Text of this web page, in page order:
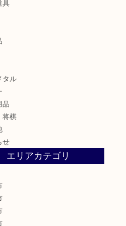
具
タル
品
将棋
せ
エリアカテゴリ